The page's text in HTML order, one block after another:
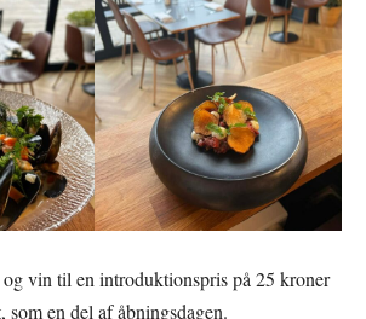
vin til en introduktionspris på 25 kroner
som en del af åbningsdagen.